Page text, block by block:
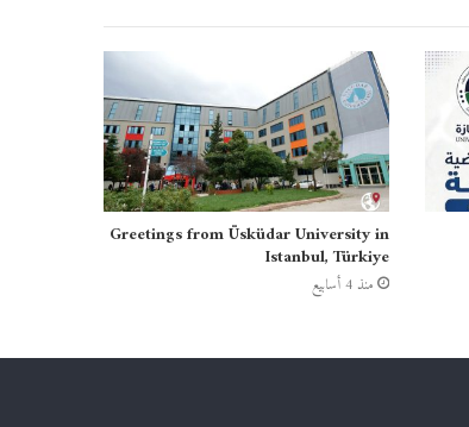
Greetings from Üsküdar University in
Istanbul, Türkiye
منذ 4 أسابيع